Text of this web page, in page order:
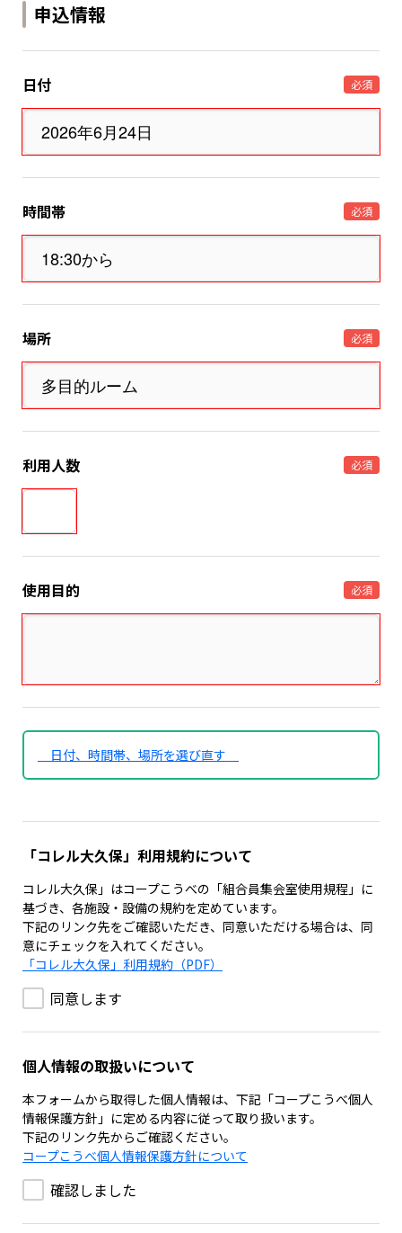
申込情報
日付 必須
時間帯 必須
場所 必須
利用人数 必須
使用目的 必須
日付、時間帯、場所を選び直す
「コレル大久保」利用規約について
コレル大久保」はコープこうべの「組合員集会室使用規程」に
基づき、各施設・設備の規約を定めています。
下記のリンク先をご確認いただき、同意いただける場合は、同
意にチェックを入れてください。
「コレル大久保」利用規約（PDF）
同意します
個人情報の取扱いについて
本フォームから取得した個人情報は、下記「コープこうべ個人
情報保護方針」に定める内容に従って取り扱います。
下記のリンク先からご確認ください。
コープこうべ個人情報保護方針について
確認しました